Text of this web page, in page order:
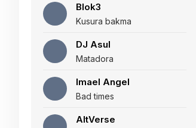
Blok3
Kusura bakma
DJ Asul
Matadora
Imael Angel
Bad times
AltVerse